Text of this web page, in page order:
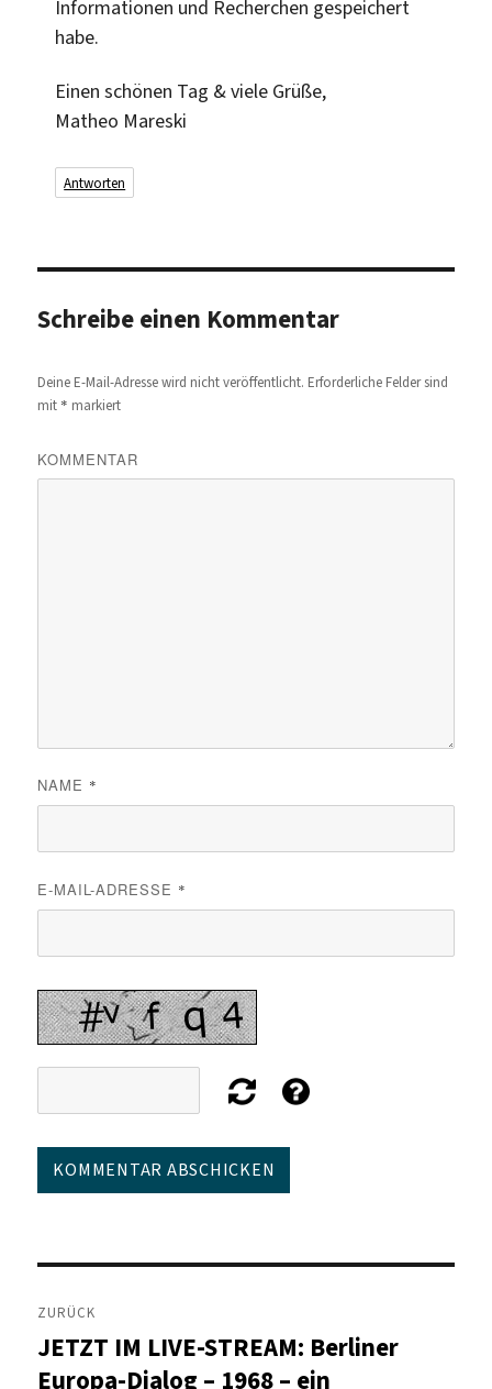
Informationen und Recherchen gespeichert
habe.
Einen schönen Tag & viele Grüße,
Matheo Mareski
Antworten
Schreibe einen Kommentar
Deine E-Mail-Adresse wird nicht veröffentlicht. Erforderliche Felder sind
mit * markiert
KOMMENTAR
NAME *
E-MAIL-ADRESSE *
Beitragsnavigation
ZURÜCK
Vorheriger
Beitrag:
JETZT IM LIVE-STREAM: Berliner
Europa-Dialog – 1968 – ein